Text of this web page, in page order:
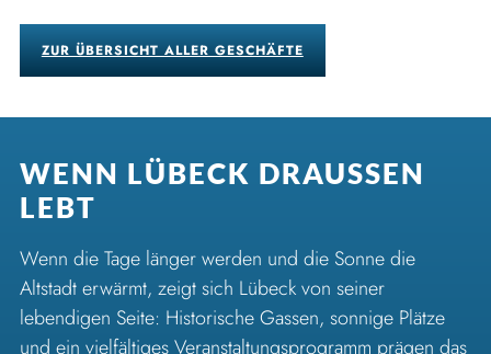
ZUR ÜBERSICHT ALLER GESCHÄFTE
WENN LÜBECK DRAUSSEN L
EBT
Wenn die Tage länger werden und die Sonne die
Altstadt erwärmt, zeigt sich Lübeck von seiner
lebendigen Seite: Historische Gassen, sonnige Plätze
und ein vielfältiges Veranstaltungsprogramm prägen das